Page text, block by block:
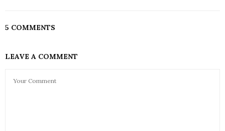
5 COMMENTS
LEAVE A COMMENT